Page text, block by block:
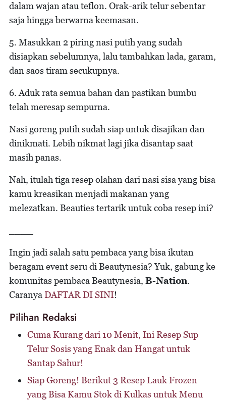
dalam wajan atau teflon. Orak-arik telur sebentar
saja hingga berwarna keemasan.
5. Masukkan 2 piring nasi putih yang sudah
disiapkan sebelumnya, lalu tambahkan lada, garam,
dan saos tiram secukupnya.
6. Aduk rata semua bahan dan pastikan bumbu
telah meresap sempurna.
Nasi goreng putih sudah siap untuk disajikan dan
dinikmati. Lebih nikmat lagi jika disantap saat
masih panas.
Nah, itulah tiga resep olahan dari nasi sisa yang bisa
kamu kreasikan menjadi makanan yang
melezatkan. Beauties tertarik untuk coba resep ini?
Ingin jadi salah satu pembaca yang bisa ikutan
beragam event seru di Beautynesia? Yuk, gabung ke
komunitas pembaca Beautynesia, B-Nation.
CaranyaDAFTAR DI SINI!
Pilihan Redaksi
Cuma Kurang dari 10 Menit, Ini Resep Sup
Telur Sosis yang Enak dan Hangat untuk
Santap Sahur!
Siap Goreng! Berikut 3 Resep Lauk Frozen
yang Bisa Kamu Stok di Kulkas untuk Menu